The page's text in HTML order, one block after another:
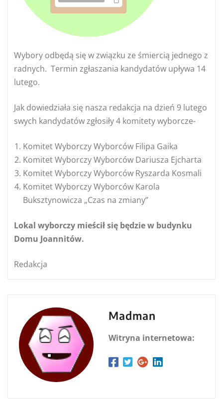
Wybory odbędą się w związku ze śmiercią jednego z
radnych. Termin zgłaszania kandydatów upływa 14
lutego.
Jak dowiedziała się nasza redakcja na dzień 9 lutego
swych kandydatów zgłosiły 4 komitety wyborcze-
Komitet Wyborczy Wyborców Filipa Gaika
Komitet Wyborczy Wyborców Dariusza Ejcharta
Komitet Wyborczy Wyborców Ryszarda Kosmali
Komitet Wyborczy Wyborców Karola
Buksztynowicza „Czas na zmiany”
Lokal wyborczy mieścił się będzie w budynku
Domu Joannitów.
Redakcja
Madman
Witryna internetowa: